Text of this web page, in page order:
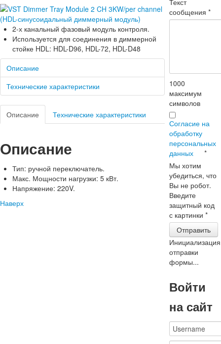
2-х канальный фазовый модуль контроля.
Используется для соединения в диммерной
стойке HDL: HDL-D96, HDL-72, HDL-D48
Описание
Технические характеристики
Описание Технические характеристики
Описание
Тип: ручной переключатель.
Макс. Мощности нагрузки: 5 кВт.
Напряжение: 220V.
Наверх
Текст
сообщения*
1000
максимум
символов
Согласие на
обработку
персональных
данных
*
Мы хотим
убедиться, что
Вы не робот.
Введите
защитный код
с картинки*
Отправить
Инициализация
отправки
формы...
Войти
на сайт